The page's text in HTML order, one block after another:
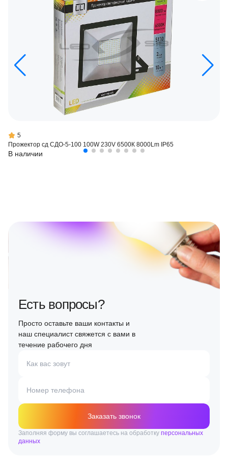
5
Прожектор сд СДО-5-100 100W 230V 6500К 8000Lm IP65
В наличии
Есть вопросы?
Просто оставьте ваши контакты и
наш специалист свяжется с вами в
течение рабочего дня
Как вас зовут
Номер телефона
Заказать звонок
Заполняя форму вы соглашаетесь на обработку персональных
данных